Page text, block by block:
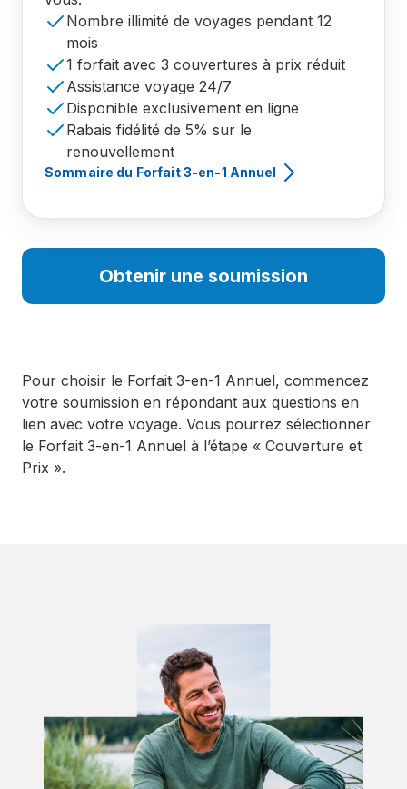
Nombre illimité de voyages pendant 12
mois
1 forfait avec 3 couvertures à prix réduit
Assistance voyage 24/7
Disponible exclusivement en ligne
Rabais fidélité de 5% sur le
renouvellement
Sommaire du Forfait 3-en-1 Annuel
Obtenir une soumission
Pour choisir le Forfait 3-en-1 Annuel, commencez
votre soumission en répondant aux questions en
lien avec votre voyage. Vous pourrez sélectionner
le Forfait 3-en-1 Annuel à l’étape « Couverture et
Prix ».